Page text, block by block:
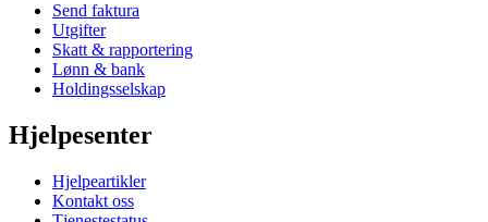
Send faktura
Utgifter
Skatt & rapportering
Lønn & bank
Holdingsselskap
Hjelpesenter
Hjelpeartikler
Kontakt oss